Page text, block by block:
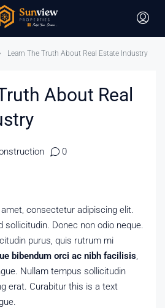
Learn The Truth About Real Estate Industry
About Real
0
consectetur adipiscing elit.
sollicitudin. Donec non odio neque.
purus, quis rutrum mi
bibendum orci ac nibh facilisis,
Nullam tempus sollicitudin
erat. Curabitur this is a text